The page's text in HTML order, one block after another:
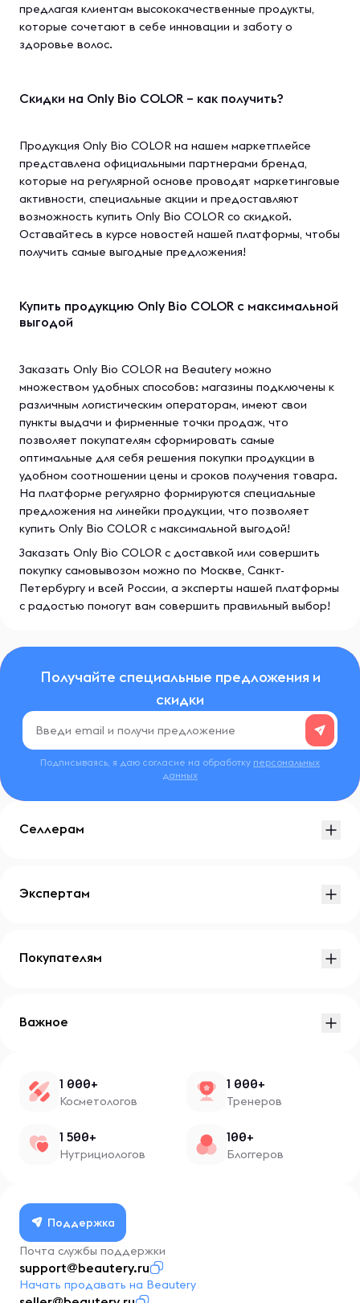
предлагая клиентам высококачественные продукты,
которые сочетают в себе инновации и заботу о
здоровье волос.
Скидки на Only Bio COLOR – как получить?
Продукция Only Bio COLOR на нашем маркетплейсе
представлена официальными партнерами бренда,
которые на регулярной основе проводят маркетинговые
активности, специальные акции и предоставляют
возможность купить Only Bio COLOR со скидкой.
Оставайтесь в курсе новостей нашей платформы, чтобы
получить самые выгодные предложения!
Купить продукцию Only Bio COLOR с максимальной
выгодой
Заказать Only Bio COLOR на Beautery можно
множеством удобных способов: магазины подключены к
различным логистическим операторам, имеют свои
пункты выдачи и фирменные точки продаж, что
позволяет покупателям сформировать самые
оптимальные для себя решения покупки продукции в
удобном соотношении цены и сроков получения товара.
На платформе регулярно формируются специальные
предложения на линейки продукции, что позволяет
купить Only Bio COLOR с максимальной выгодой!
Заказать Only Bio COLOR с доставкой или совершить
покупку самовывозом можно по Москве, Санкт-
Петербургу и всей России, а эксперты нашей платформы
с радостью помогут вам совершить правильный выбор!
Получайте специальные предложения и
скидки
Подписываясь, я даю согласие на обработку персональных
данных
Селлерам
Экспертам
Покупателям
Важное
1 000+
Косметологов
1 000+
Тренеров
1 500+
Нутрициологов
100+
Блоггеров
Поддержка
Почта службы поддержки
support@beautery.ru
Начать продавать на Beautery